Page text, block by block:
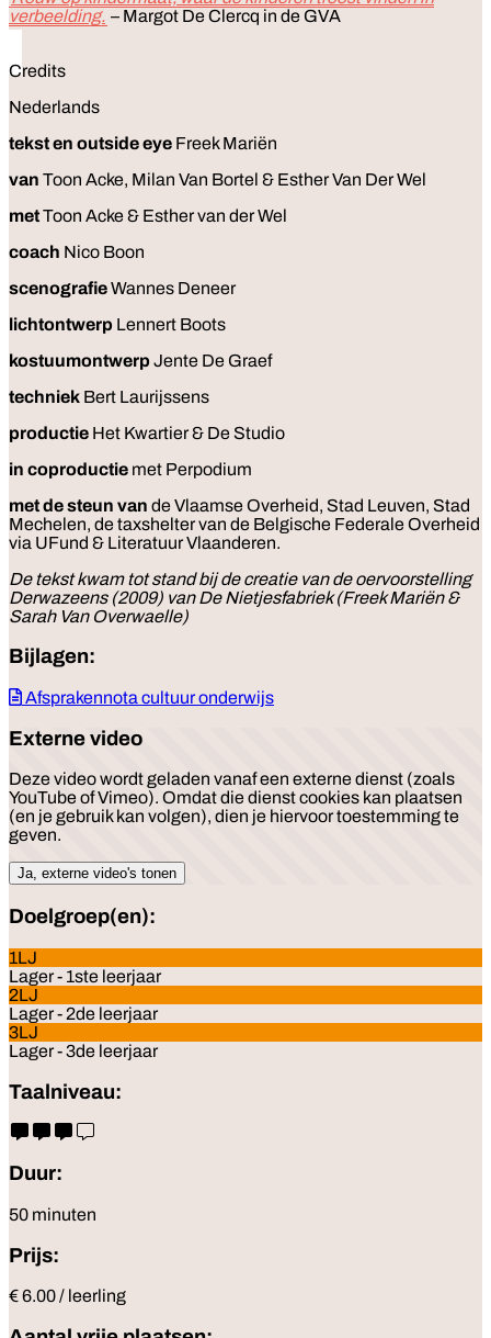
verbeelding. – Margot De Clercq in de GVA
Credits
Nederlands
tekst en outside eye Freek Mariën
van Toon Acke, Milan Van Bortel & Esther Van Der Wel
metToon Acke & Esther van der Wel
coach Nico Boon
scenografieWannes Deneer
lichtontwerp Lennert Boots
kostuumontwerpJente De Graef
techniek Bert Laurijssens
productie Het Kwartier & De Studio
in coproductie met Perpodium
met de steun van de Vlaamse Overheid, Stad Leuven, Stad
Mechelen, de taxshelter van de Belgische Federale Overheid
via UFund & Literatuur Vlaanderen.
De tekst kwam tot stand bij de creatie van de oervoorstelling
Derwazeens (2009) van De Nietjesfabriek (Freek Mariën &
Sarah Van Overwaelle)
Bijlagen:
Afsprakennota cultuur onderwijs
Externe video
Deze video wordt geladen vanaf een externe dienst (zoals
YouTube of Vimeo). Omdat die dienst cookies kan plaatsen
(en je gebruik kan volgen), dien je hiervoor toestemming te
geven.
Ja, externe video's tonen
Doelgroep(en):
1LJ
Lager - 1ste leerjaar
2LJ
Lager - 2de leerjaar
3LJ
Lager - 3de leerjaar
Taalniveau:
Duur:
50 minuten
Prijs:
€ 6.00 / leerling